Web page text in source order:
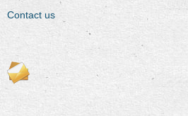
Contact us